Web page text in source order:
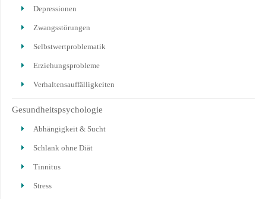
Depressionen
Zwangsstörungen
Selbstwertproblematik
Erziehungsprobleme
Verhaltensauffälligkeiten
Gesundheitspsychologie
Abhängigkeit & Sucht
Schlank ohne Diät
Tinnitus
Stress